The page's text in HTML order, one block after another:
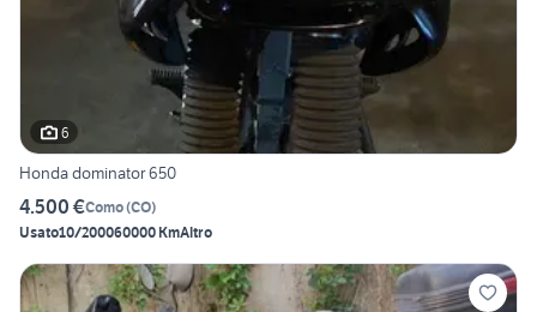
6
Honda dominator 650
4.500 €Como(CO)
Usato10/200060000 KmAltro